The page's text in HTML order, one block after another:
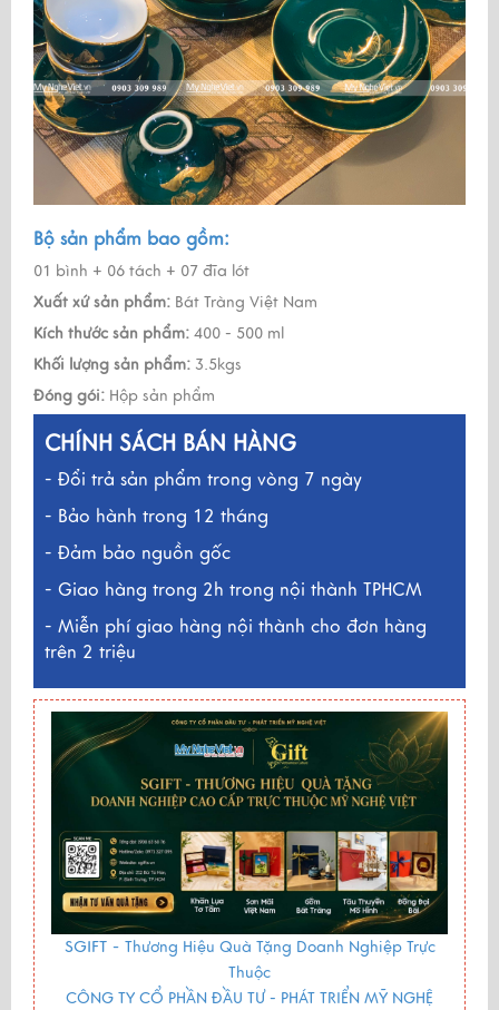
Bộ sản phẩm bao gồm:
01 bình + 06 tách + 07 đĩa lót
Xuất xứ sản phẩm: Bát Tràng Việt Nam
Kích thước sản phẩm: 400 - 500 ml
Khối lượng sản phẩm: 3.5kgs
Đóng gói: Hộp sản phẩm
CHÍNH SÁCH BÁN HÀNG
- Đổi trả sản phẩm trong vòng 7 ngày
- Bảo hành trong 12 tháng
- Đảm bảo nguồn gốc
- Giao hàng trong 2h trong nội thành TPHCM
- Miễn phí giao hàng nội thành cho đơn hàng
trên 2 triệu
SGIFT - Thương Hiệu Quà Tặng Doanh Nghiệp Trực
Thuộc
CÔNG TY CỔ PHẦN ĐẦU TƯ - PHÁT TRIỂN MỸ NGHỆ